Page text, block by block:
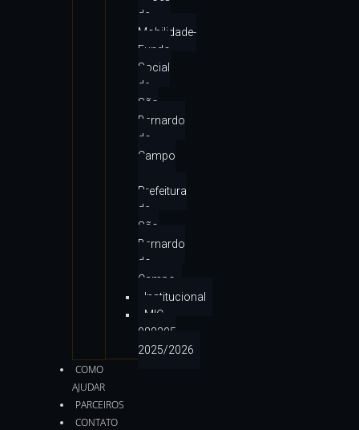
de
Mobilidade-
Fundo
Social
de
São
Bernardo
do
Campo
Prefeitura
de
São
Bernardo
do
Campo
Institucional
MIC
988295
2025/2026
COMO
AJUDAR
PARCEIROS
CONTATO